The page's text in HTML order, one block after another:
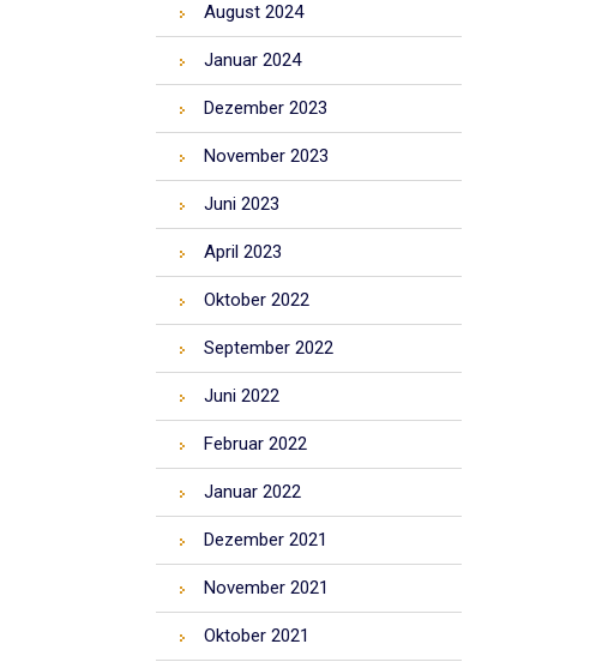
August 2024
Januar 2024
Dezember 2023
November 2023
Juni 2023
April 2023
Oktober 2022
September 2022
Juni 2022
Februar 2022
Januar 2022
Dezember 2021
November 2021
Oktober 2021